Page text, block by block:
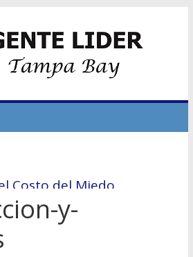
Costo del Miedo
# 7 – La
El 70/30
la Independencia
y-